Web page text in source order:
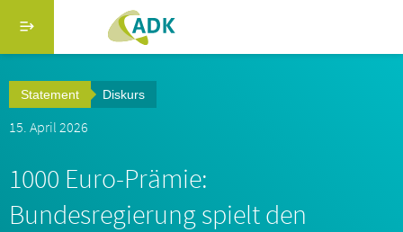
Direkt zum Inhalt
Menü schließen
Suche
Hauptmenü adk-verband.de
Startseite
Über uns
Statement Diskurs
15. April 2026
1000 Euro-Prämie:
Bundesregierung spielt den